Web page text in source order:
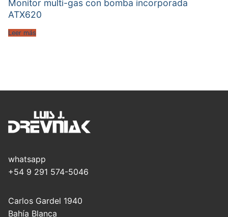
Monitor multi-gas con bomba incorporada
ATX620
Leer más
whatsapp
+54 9 291 574-5046
Carlos Gardel 1940
Bahía Blanca